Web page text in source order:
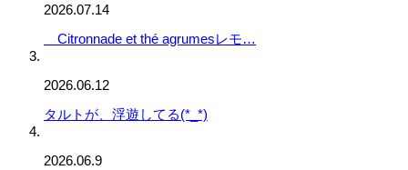
2026.07.14
Citronnade et thé agrumesレモ…
2026.06.12
タルトが、浮遊してる(*_*)
2026.06.9